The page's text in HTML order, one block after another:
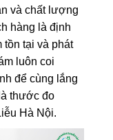
và chất lượng
hàng là định
tồn tại và phát
luôn coi
để cùng lắng
thước đo
Hà Nội.